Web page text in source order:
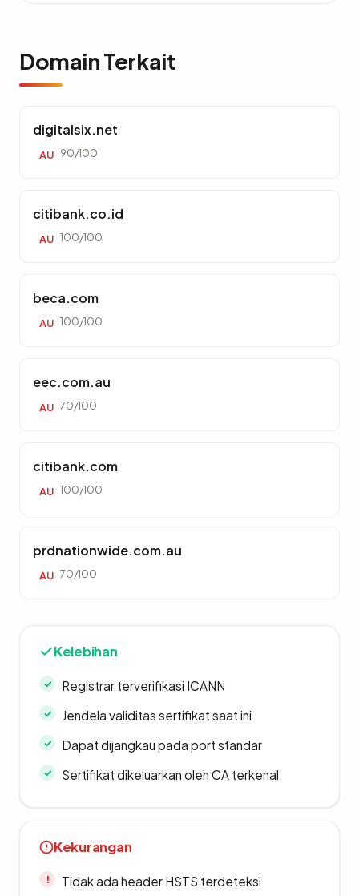
Domain Terkait
digitalsix.net
AU 90/100
citibank.co.id
AU 100/100
beca.com
AU 100/100
eec.com.au
AU 70/100
citibank.com
AU 100/100
prdnationwide.com.au
AU 70/100
Kelebihan
Registrar terverifikasi ICANN
Jendela validitas sertifikat saat ini
Dapat dijangkau pada port standar
Sertifikat dikeluarkan oleh CA terkenal
Kekurangan
Tidak ada header HSTS terdeteksi